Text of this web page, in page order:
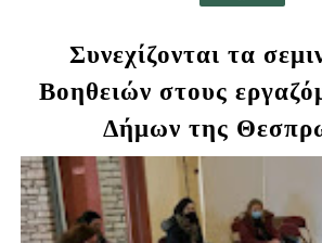
Συνεχίζονται τα
Βοηθειών στους
Δήμων της